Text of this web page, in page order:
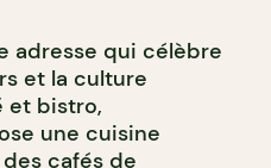
adresse qui célèbre
et la culture
et bistro,
une cuisine
cafés de